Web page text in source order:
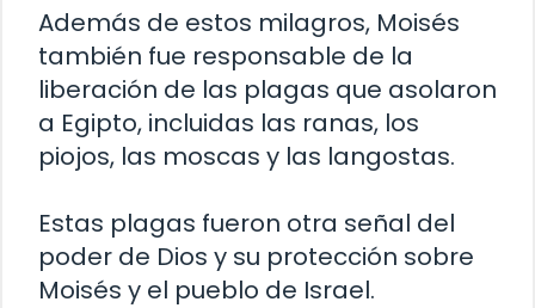
Además de estos milagros, Moisés
también fue responsable de la
liberación de las plagas que asolaron
a Egipto, incluidas las ranas, los
piojos, las moscas y las langostas.
Estas plagas fueron otra señal del
poder de Dios y su protección sobre
Moisés y el pueblo de Israel.